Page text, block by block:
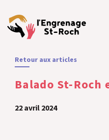
Retour aux articles
Balado St-
22 avril 2024